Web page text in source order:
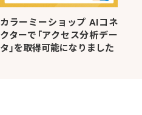
カラーミーショップ AIコネ
クターで「アクセス分析デー
タ」を取得可能になりました